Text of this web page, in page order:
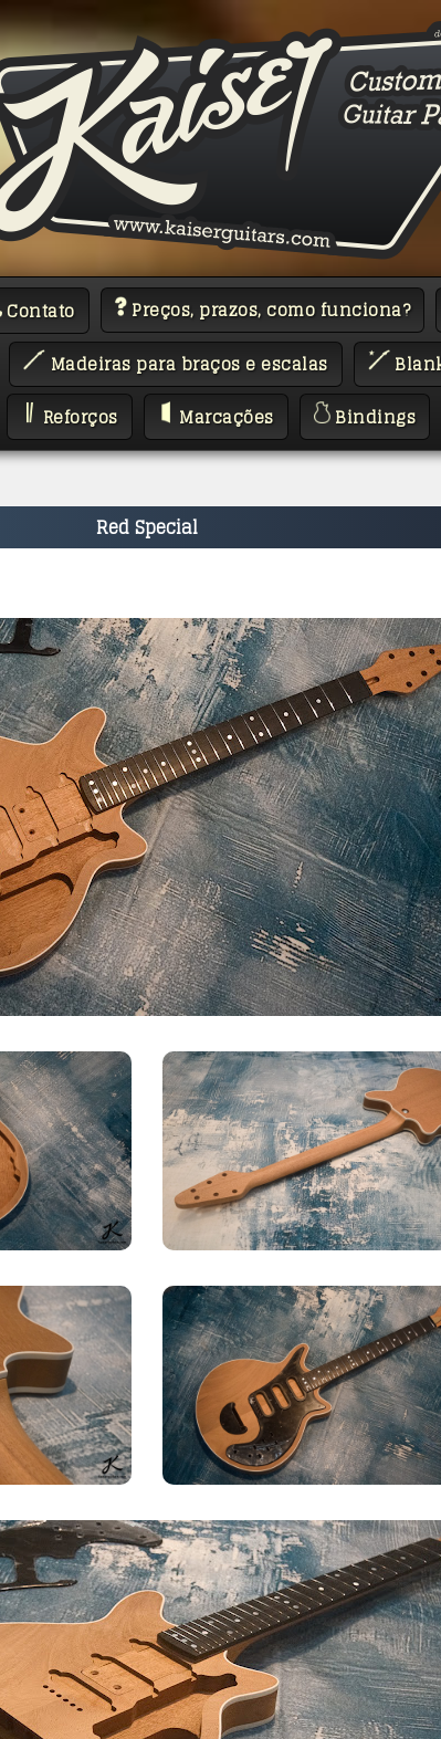
Contato Preços, prazos, como funciona?
Madeiras para braços e escalas
Reforços Marcações Bindings
Red Special